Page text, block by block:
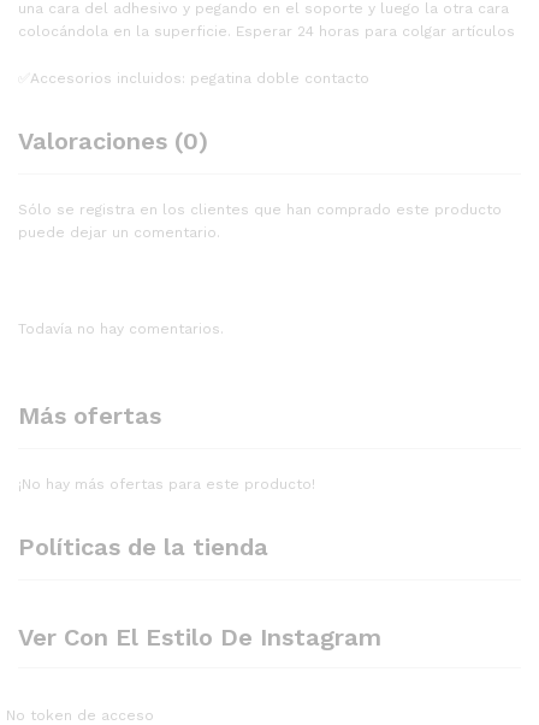
una cara del adhesivo y pegando en el soporte y luego la otra cara
colocándola en la superficie. Esperar 24 horas para colgar artículos
✅️Accesorios incluidos: pegatina doble contacto
Valoraciones (0)
Sólo se registra en los clientes que han comprado este producto
puede dejar un comentario.
Todavía no hay comentarios.
Más ofertas
¡No hay más ofertas para este producto!
Políticas de la tienda
Ver Con El Estilo De Instagram
No token de acceso